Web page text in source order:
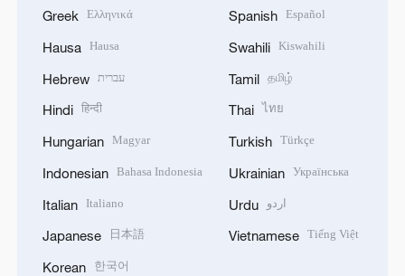
Greek Ελληνικά
Hausa Hausa
Hebrew עברית
Hindi हिन्दी
Hungarian Magyar
Indonesian Bahasa Indonesia
Italian Italiano
Japanese 日本語
Korean 한국어
Spanish Español
Swahili Kiswahili
Tamil தமிழ்
Thai ไทย
Turkish Türkçe
Ukrainian Українська
Urdu اردو
Vietnamese Tiếng Việt